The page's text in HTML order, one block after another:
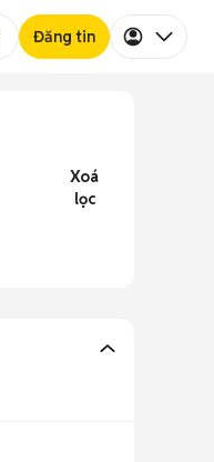
Đăng tin
Xoá
lọc